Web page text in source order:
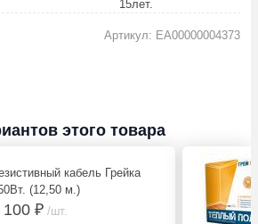
15лет.
Артикул: EA00000004373
этого товара
кабель Грейка
(12,50 м.)
100 ₽ /шт.